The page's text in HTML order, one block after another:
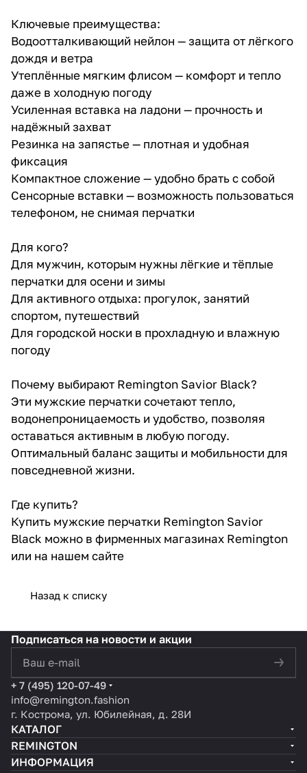
Ключевые преимущества:
Водоотталкивающий нейлон — защита от лёгкого
дождя и ветра
Утеплённые мягким флисом — комфорт и тепло
даже в холодную погоду
Усиленная вставка на ладони — прочность и
надёжный захват
Резинка на запястье — плотная и удобная
фиксация
Компактное сложение — удобно брать с собой
Сенсорные вставки — возможность пользоваться
телефоном, не снимая перчатки
Для кого?
Для мужчин, которым нужны лёгкие и тёплые
перчатки для осени и зимы
Для активного отдыха: прогулок, занятий
спортом, путешествий
Для городской носки в прохладную и влажную
погоду
Почему выбирают Remington Savior Black?
Эти мужские перчатки сочетают тепло,
водонепроницаемость и удобство, позволяя
оставаться активным в любую погоду.
Оптимальный баланс защиты и мобильности для
повседневной жизни.
Где купить?
Купить мужские перчатки Remington Savior
Black можно в фирменных магазинах Remington
или на нашем сайте
Назад к списку
Подписаться на новости и акции
+ 7 (495) 120-07-49
info@remington.fashion
г. Кострома, ул. Юбилейная, д. 28И
КАТАЛОГ
REMINGTON
ИНФОРМАЦИЯ